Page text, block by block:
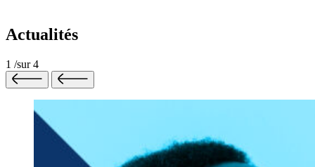
Actualités
1 /sur4